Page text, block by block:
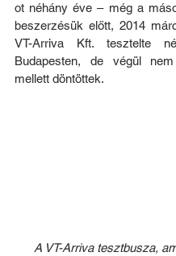
ot néhány éve – még a
beszerzésük előtt, 2014
VT-Arriva Kft. tesztelte
Budapesten, de végül
mellett döntöttek.
A VT-Arriva tesztbusza,